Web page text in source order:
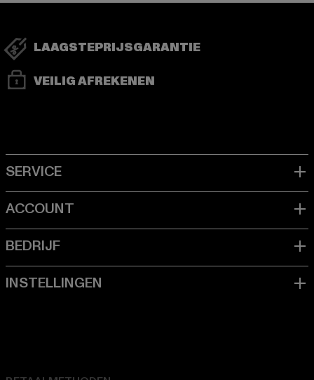
LAAGSTEPRIJSGARANTIE
VEILIG AFREKENEN